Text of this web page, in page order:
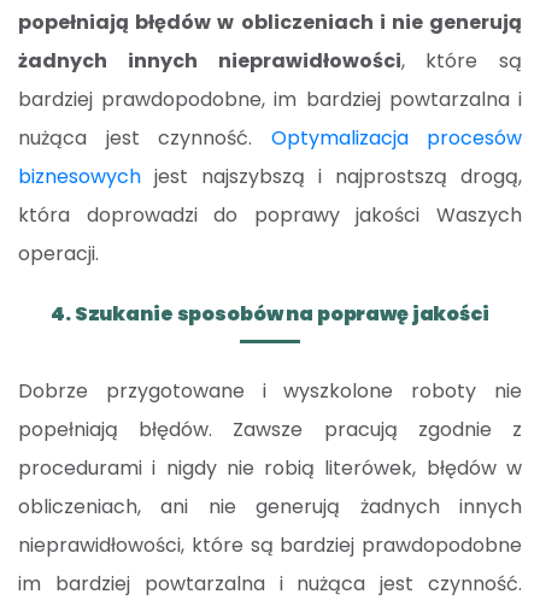
popełniają błędów w obliczeniach i nie generują
żadnych innych nieprawidłowości, które są
bardziej prawdopodobne, im bardziej powtarzalna i
nużąca jest czynność. Optymalizacja procesów
biznesowych jest najszybszą i najprostszą drogą,
która doprowadzi do poprawy jakości Waszych
operacji.
4. Szukanie sposobów na poprawę jakości
Dobrze przygotowane i wyszkolone roboty nie
popełniają błędów. Zawsze pracują zgodnie z
procedurami i nigdy nie robią literówek, błędów w
obliczeniach, ani nie generują żadnych innych
nieprawidłowości, które są bardziej prawdopodobne
im bardziej powtarzalna i nużąca jest czynność.